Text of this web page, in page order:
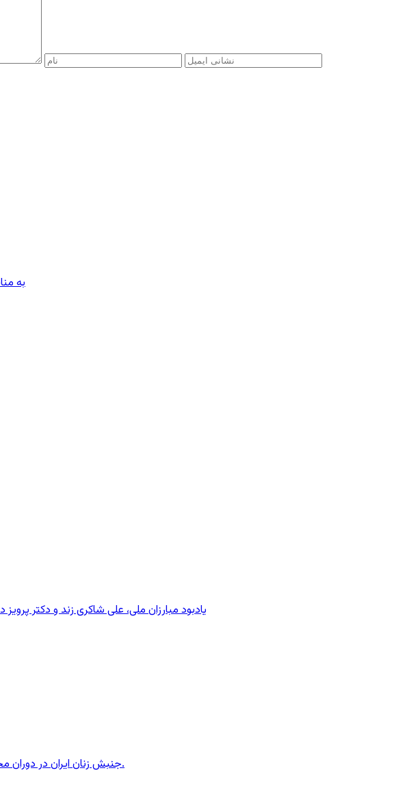
به
یادبود مبارزان ملی، علی شاکری زند و دکتر
جنبش زنان ایران در دوران محمدرضاشاه، بخش سوم – سازمان زنان در کنترل مردان! پس از کودتای ۱۳۳۲ دولت کنترل سازمان زنان را بدست گرفت.